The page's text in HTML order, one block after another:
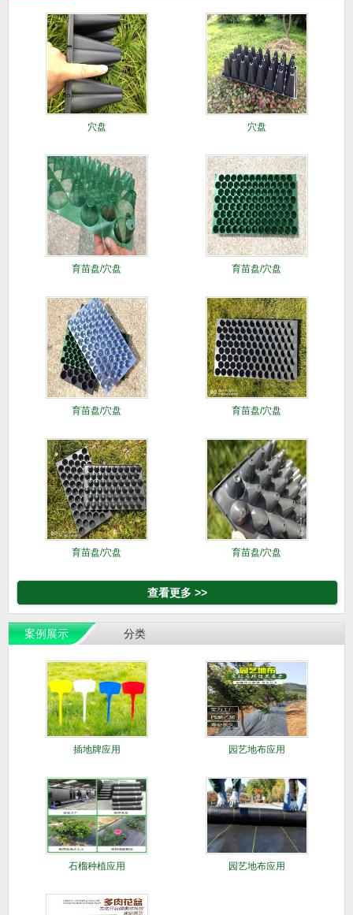
穴盘 穴盘
育苗盘/穴盘 育苗盘/穴盘
育苗盘/穴盘 育苗盘/穴盘
育苗盘/穴盘 育苗盘/穴盘
查看更多 >>
案例展示 分类
插地牌应用 园艺地布应用
石榴种植应用 园艺地布应用